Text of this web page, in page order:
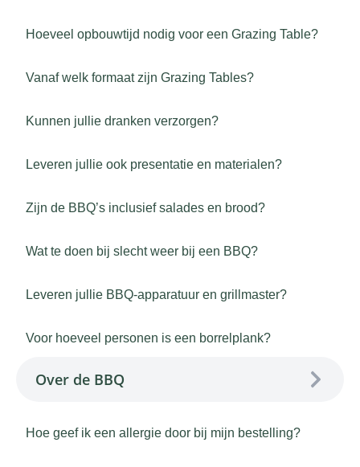
Hoeveel opbouwtijd nodig voor een Grazing Table?
Vanaf welk formaat zijn Grazing Tables?
Kunnen jullie dranken verzorgen?
Leveren jullie ook presentatie en materialen?
Zijn de BBQ’s inclusief salades en brood?
Wat te doen bij slecht weer bij een BBQ?
Leveren jullie BBQ-apparatuur en grillmaster?
Voor hoeveel personen is een borrelplank?
Over de BBQ
Hoe geef ik een allergie door bij mijn bestelling?